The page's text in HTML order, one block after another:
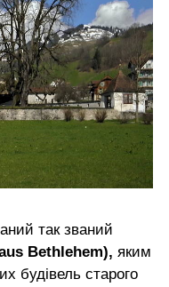
так званий
Bethlehem), яким
будівель старого